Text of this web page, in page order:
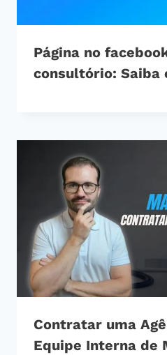
Página no
consultório: Saiba
Contratar uma
Equipe Interna de